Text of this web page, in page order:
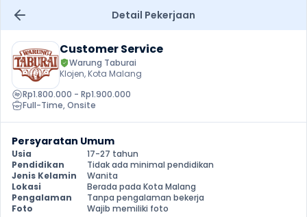
Detail Pekerjaan
Customer Service
Warung Taburai
Klojen, Kota Malang
Rp1.800.000 - Rp1.900.000
Full-Time, Onsite
Persyaratan Umum
Usia
17-27 tahun
Pendidikan
Tidak ada minimal pendidikan
Jenis Kelamin
Wanita
Lokasi
Berada pada Kota Malang
Pengalaman
Tanpa pengalaman bekerja
Foto
Wajib memiliki foto